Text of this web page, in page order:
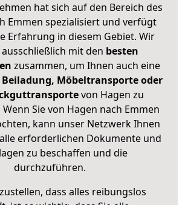
hat sich auf den Bereich des
Emmen spezialisiert und verfügt
Erfahrung in diesem Gebiet. Wir
mit den besten
zusammen, um Ihnen auch eine
Möbeltransporte oder
von Hagen zu
Sie von Hagen nach Emmen
kann unser Netzwerk Ihnen
erforderlichen Dokumente und
zu beschaffen und die
durchzuführen.
dass alles reibungslos